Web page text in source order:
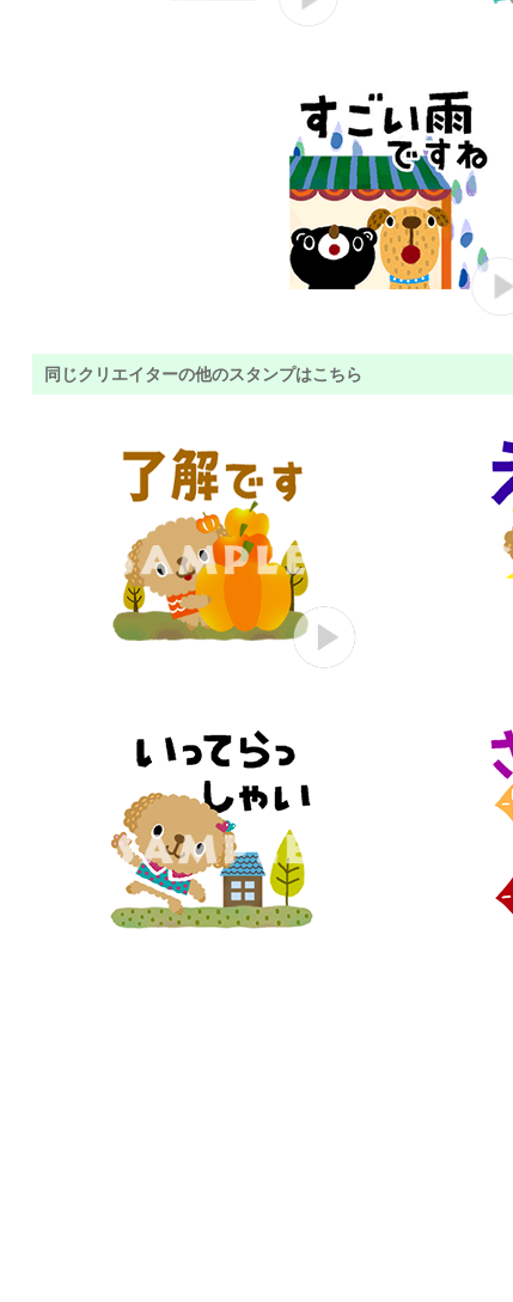
同じクリエイターの他のスタンプはこちら